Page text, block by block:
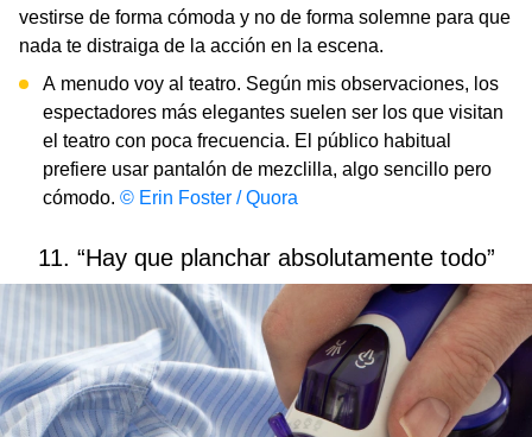
vestirse de forma cómoda y no de forma solemne para que
nada te distraiga de la acción en la escena.
A menudo voy al teatro. Según mis observaciones, los
espectadores más elegantes suelen ser los que visitan
el teatro con poca frecuencia. El público habitual
prefiere usar pantalón de mezclilla, algo sencillo pero
cómodo. © Erin Foster / Quora
11. “Hay que planchar absolutamente todo”